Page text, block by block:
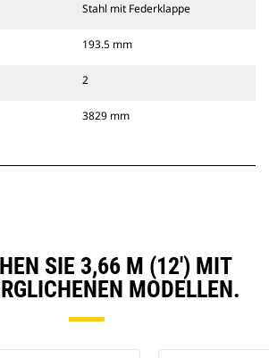
Stahl mit Federklappe
193.5 mm
2
3829 mm
SIE 3,66 M (12') MIT
MODELLEN.